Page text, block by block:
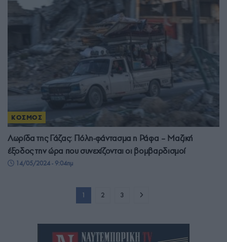
ΚΟΣΜΟΣ
Λωρίδα της Γάζας: Πόλη-φάντασμα η Ράφα – Μαζική
έξοδος την ώρα που συνεχίζονται οι βομβαρδισμοί
14/05/2024 - 9:04πμ
1 2 3